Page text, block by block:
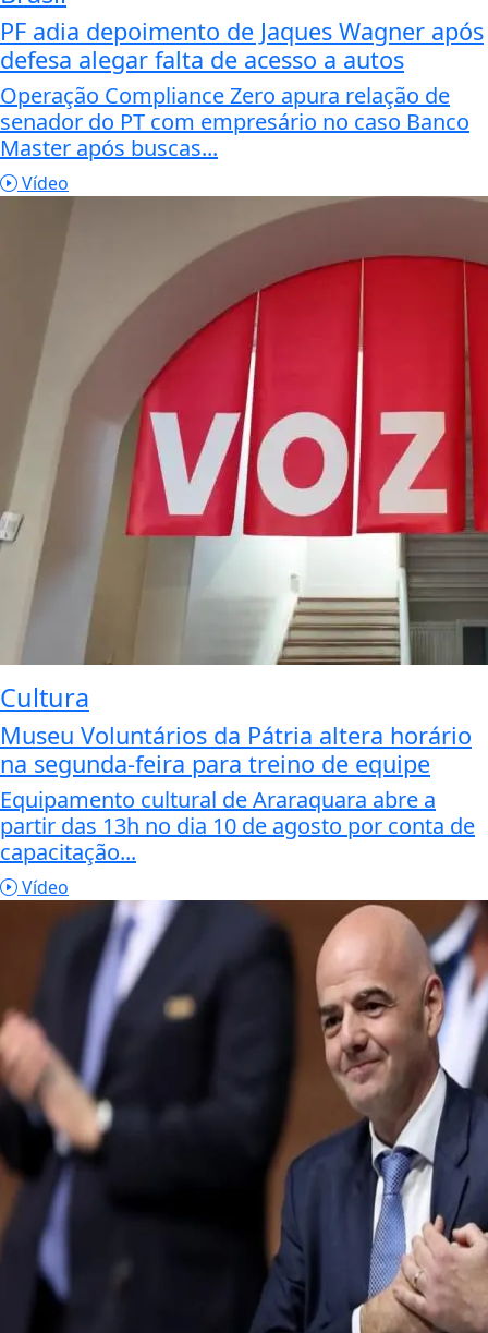
PF adia depoimento de Jaques Wagner após
defesa alegar falta de acesso a autos
Operação Compliance Zero apura relação de
senador do PT com empresário no caso Banco
Master após buscas...
Vídeo
Cultura
Museu Voluntários da Pátria altera horário
na segunda-feira para treino de equipe
Equipamento cultural de Araraquara abre a
partir das 13h no dia 10 de agosto por conta de
capacitação...
Vídeo